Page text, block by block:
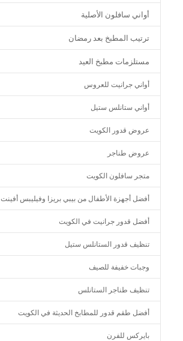
أواني سافلون الأصلية
ترتيب المطبخ بعد رمضان
مستلزمات مطبخ العيد
أواني جرانيت للعروس
أواني ستانلس ستيل
عروض قدور الكويت
عروض طناجر
متجر سافلون الكويت
أفضل أجهزة الأطفال من بيبي بريزا وفيليبس أفينت
أفضل قدور جرانيت في الكويت
تنظيف قدور الستانلس ستيل
وجبات خفيفة للصيف
تنظيف طناجر الستانلس
أفضل طقم قدور للمطابخ الحديثة في الكويت
بايركس للفرن